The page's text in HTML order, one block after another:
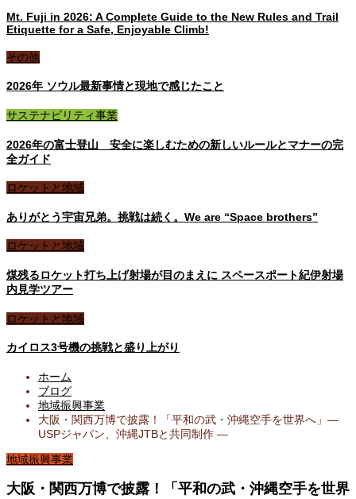
Mt. Fuji in 2026: A Complete Guide to the New Rules and Trail
Etiquette for a Safe, Enjoyable Climb!
その他
2026年 ソウル最新事情と現地で感じたこと
サステナビリティ事業
2026年の富士登山 安全に楽しむための新しいルールとマナーの完
全ガイド
ロケットと地域
ありがとう宇宙兄弟。挑戦は続く。We are “Space brothers”
ロケットと地域
煤残るロケット打ち上げ射場が目のまえに スペースポート紀伊射場
内見学ツアー
ロケットと地域
カイロス3号機の挑戦と盛り上がり
ホーム
ブログ
地域振興事業
大阪・関西万博で披露！「平和の武・沖縄空手を世界へ」―
USPジャパン、沖縄JTBと共同制作 ―
地域振興事業
大阪・関西万博で披露！「平和の武・沖縄空手を世界